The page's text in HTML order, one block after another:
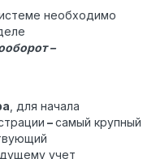
необходимо
–
, для начала
–самый крупный
учет